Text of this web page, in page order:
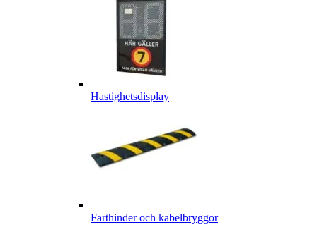
Hastighetsdisplay
Farthinder och kabelbryggor